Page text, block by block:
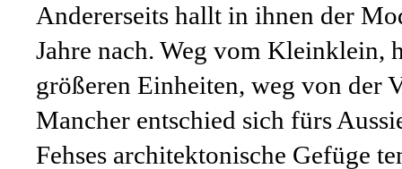
Andererseits hallt in ihnen der
Jahre nach. Weg vom Kleinklein,
größeren Einheiten, weg von der
Mancher entschied sich fürs
Fehses architektonische Gefüge